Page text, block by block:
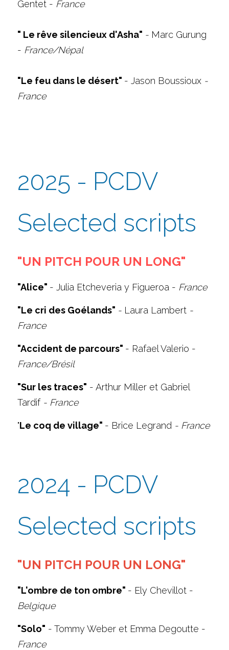
Gentet - France
" Le rêve silencieux d'Asha" - Marc Gurung
- France/Népal
"Le feu dans le désert" - Jason Boussioux -
France
2025 - PCDV
Selected scripts
"UN PITCH POUR UN LONG"
"Alice" - Julia Etcheveria y Figueroa - France
"Le cri des Goélands" - Laura Lambert -
France
"Accident de parcours"
France/Brésil
"Sur les traces" - Arthur Miller et Gabriel
Tardif - France
"Le coq de village" - Brice Legrand - France
2024 - PCDV
Selected scripts
"UN PITCH POUR UN LONG"
"L'ombre de ton ombre"
Belgique
"Solo"
France